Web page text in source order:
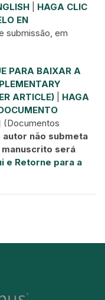
HAGA CLIC
EN
submissão, em
PARA BAIXAR A
ARTICLE)
HAGA
(Documentos
autor não submeta
será
e Retorne para a